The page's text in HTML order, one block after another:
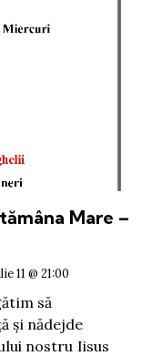
Mare –
11 @ 21:00
să
și nădejde
nostru Iisus